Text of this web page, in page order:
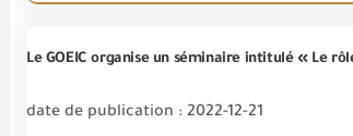
date de publication : 2022-12-21